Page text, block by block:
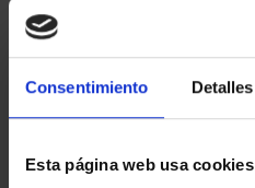
Consentimiento Detalles
Esta página web usa cookies